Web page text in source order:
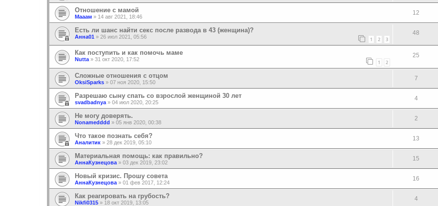
Отношение с мамой
Мааам » 14 авг 2021, 18:46
12
Есть ли шанс найти секс после развода в 43 (женщина)?
Анна01 » 26 июл 2021, 05:56 1 2 3
48
Как поступить и как помочь маме
Nutta » 31 окт 2020, 17:52 1 2
25
Сложные отношения с отцом
OksiSparks » 07 ноя 2020, 15:50
7
Разрешаю сыну спать со взрослой женщиной 30 лет
svadbadnya » 04 июл 2020, 20:25
4
Не могу доверять.
Nonamedddd » 05 янв 2020, 00:38
2
Что такое познать себя?
Аналитик » 28 дек 2019, 05:10
13
Материальная помощь: как правильно?
АннаКузнецова » 03 дек 2019, 23:02
15
Новый кризис. Прошу совета
АннаКузнецова » 01 фев 2017, 12:24
16
Как реагировать на грубость?
Nikfi0315 » 18 окт 2019, 13:05
4